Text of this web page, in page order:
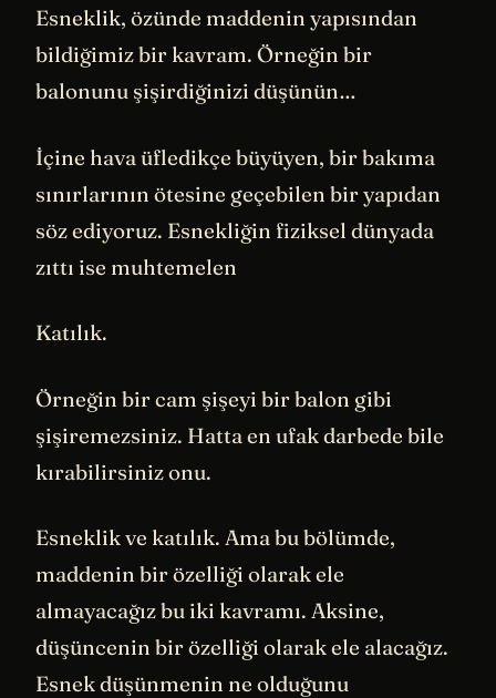
Esneklik, özünde maddenin yapısından
bildiğimiz bir kavram. Örneğin bir
balonunu şişirdiğinizi düşünün…
İçine hava üfledikçe büyüyen, bir bakıma
sınırlarının ötesine geçebilen bir yapıdan
söz ediyoruz. Esnekliğin fiziksel dünyada
zıttı ise muhtemelen
Katılık.
Örneğin bir cam şişeyi bir balon gibi
şişiremezsiniz. Hatta en ufak darbede bile
kırabilirsiniz onu.
Esneklik ve katılık. Ama bu bölümde,
maddenin bir özelliği olarak ele
almayacağız bu iki kavramı. Aksine,
düşüncenin bir özelliği olarak ele alacağız.
Esnek düşünmenin ne olduğunu